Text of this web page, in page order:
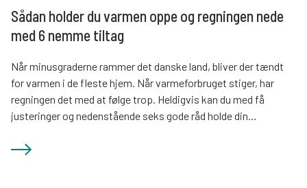
Sådan holder du varmen oppe og regningen nede
med 6 nemme tiltag
Når minusgraderne rammer det danske land, bliver der tændt
for varmen i de fleste hjem. Når varmeforbruget stiger, har
regningen det med at følge trop. Heldigvis kan du med få
justeringer og nedenstående seks gode råd holde din